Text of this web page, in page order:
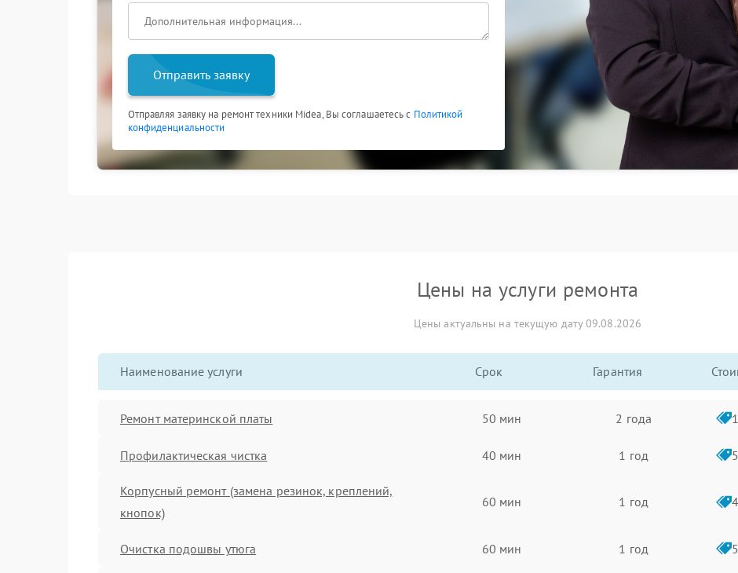
Отправить заявку
Отправляя заявку на ремонт техники Midea, Вы соглашаетесь с Политикой
конфиденциальности
Цены на услуги ремонта
Цены актуальны на текущую дату 09.08.2026
Наименование услуги Срок Гарантия
Ремонт материнской платы 50 мин 2 года
Профилактическая чистка 40 мин 1 год
Корпусный ремонт (замена резинок, креплений,
кнопок)
60 мин 1 год
Очистка подошвы утюга 60 мин 1 год